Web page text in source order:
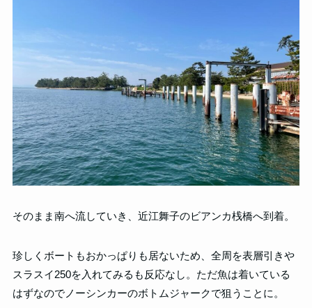
そのまま南へ流していき、近江舞子のビアンカ桟橋へ到着。
珍しくボートもおかっぱりも居ないため、全周を表層引きや
スラスイ250を入れてみるも反応なし。ただ魚は着いている
はずなのでノーシンカーのボトムジャークで狙うことに。